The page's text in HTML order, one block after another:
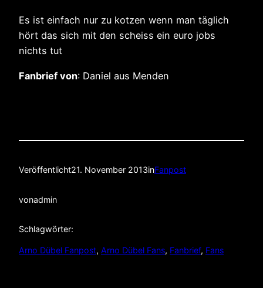
Es ist einfach nur zu kotzen wenn man täglich
hört das sich mit den scheiss ein euro jobs
nichts tut
Fanbrief von: Daniel aus Menden
Veröffentlicht21. November 2013inFanpost
vonadmin
Schlagwörter:
Arno Dübel Fanpost, Arno Dübel Fans, Fanbrief, Fans